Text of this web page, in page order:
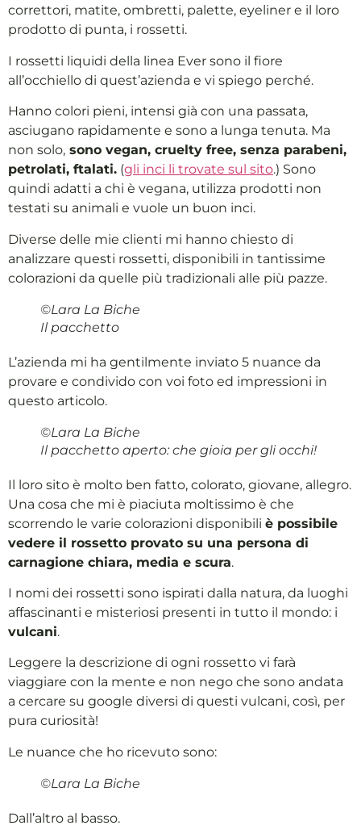
correttori, matite, ombretti, palette, eyeliner e il loro
prodotto di punta, i rossetti.
I rossetti liquidi della linea Ever sono il fiore
all’occhiello di quest’azienda e vi spiego perché.
Hanno colori pieni, intensi già con una passata,
asciugano rapidamente e sono a lunga tenuta. Ma
non solo, sono vegan, cruelty free, senza parabeni,
petrolati, ftalati. (gli inci li trovate sul sito.) Sono
quindi adatti a chi è vegana, utilizza prodotti non
testati su animali e vuole un buon inci.
Diverse delle mie clienti mi hanno chiesto di
analizzare questi rossetti, disponibili in tantissime
colorazioni da quelle più tradizionali alle più pazze.
©Lara La Biche
Il pacchetto
L’azienda mi ha gentilmente inviato 5 nuance da
provare e condivido con voi foto ed impressioni in
questo articolo.
©Lara La Biche
Il pacchetto aperto: che gioia per gli occhi!
Il loro sito è molto ben fatto, colorato, giovane, allegro.
Una cosa che mi è piaciuta moltissimo è che
scorrendo le varie colorazioni disponibili è possibile
vedere il rossetto provato su una persona di
carnagione chiara, media e scura.
I nomi dei rossetti sono ispirati dalla natura, da luoghi
affascinanti e misteriosi presenti in tutto il mondo: i
vulcani.
Leggere la descrizione di ogni rossetto vi farà
viaggiare con la mente e non nego che sono andata
a cercare su google diversi di questi vulcani, così, per
pura curiosità!
Le nuance che ho ricevuto sono:
©Lara La Biche
Dall’altro al basso.